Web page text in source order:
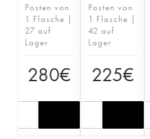
Posten von
1 Flasche |
27 auf
Lager
280€
Posten von
1 Flasche |
42 auf
Lager
225€